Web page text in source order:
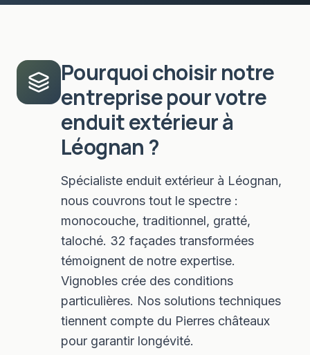
Pourquoi choisir notre
entreprise pour votre
enduit extérieurà
Léognan?
Spécialiste enduit extérieur à Léognan,
nous couvrons tout le spectre :
monocouche, traditionnel, gratté,
taloché. 32 façades transformées
témoignent de notre expertise.
Vignobles crée des conditions
particulières. Nos solutions techniques
tiennent compte du Pierres châteaux
pour garantir longévité.